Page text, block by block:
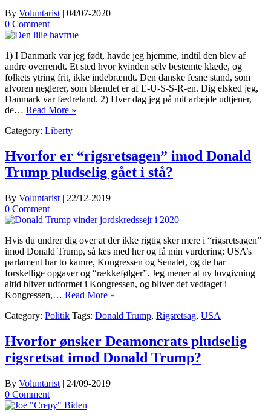
By Voluntarist | 04/07-2020
0 Comment
1) I Danmark var jeg født, havde jeg hjemme, indtil den blev af
andre overrendt. Et sted hvor kvinden selv bestemte klæde, og
folkets ytring frit, ikke indebrændt. Den danske fesne stand, som
alvoren neglerer, som blændet er af E-U-S-S-R-en. Dig elsked jeg,
Danmark var fædreland. 2) Hver dag jeg på mit arbejde udtjener,
de… Read More »
Category: Liberty
Hvorfor er “rigsretsagen” imod Donald
Trump pludselig gået i stå?
By Voluntarist | 22/12-2019
0 Comment
Hvis du undrer dig over at der ikke rigtig sker mere i “rigsretsagen”
imod Donald Trump, så læs med her og få min vurdering: USA’s
parlament har to kamre, Kongressen og Senatet, og de har
forskellige opgaver og “rækkefølger”. Jeg mener at ny lovgivning
altid bliver udformet i Kongressen, og bliver det vedtaget i
Kongressen,… Read More »
Category: Politik Tags: Donald Trump, Rigsretsag, USA
Hvorfor ønsker Deamoncrats pludselig
rigsretsat imod Donald Trump?
By Voluntarist | 24/09-2019
0 Comment